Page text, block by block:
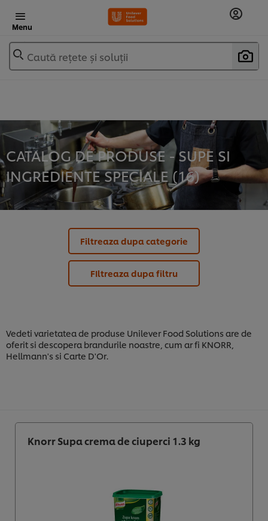
Menu
Caută rețete și soluții
CATALOG DE PRODUSE - SUPE SI
INGREDIENTE SPECIALE (16)
Filtreaza dupa categorie
FIltreaza dupa filtru
Vedeti varietatea de produse Unilever Food Solutions are de
oferit si descopera brandurile noastre, cum ar fi KNORR,
Hellmann's si Carte D'Or.
Knorr Supa crema de ciuperci 1.3 kg